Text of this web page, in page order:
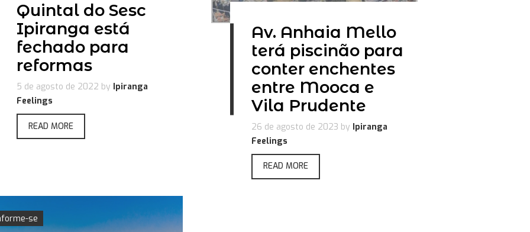
Av. Anhaia Mello
terá piscinão para
conter enchentes
entre Mooca e
Vila Prudente
26 de agosto de 2023 by Ipiranga
Feelings
READ MORE
Quintal do Sesc
Ipiranga está
fechado para
reformas
5 de agosto de 2022 by Ipiranga
Feelings
READ MORE
se